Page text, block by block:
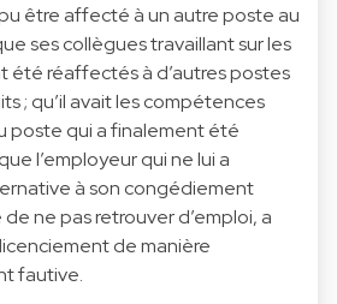
être affecté à un autre poste au
ses collègues travaillant sur les
été réaffectés à d’autres postes
; qu’il avait les compétences
poste qui a finalement été
l’employeur qui ne lui a
à son congédiement
ne pas retrouver d’emploi, a
de manière
fautive.